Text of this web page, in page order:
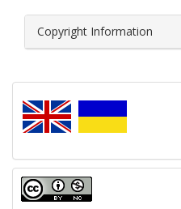
Copyright Information